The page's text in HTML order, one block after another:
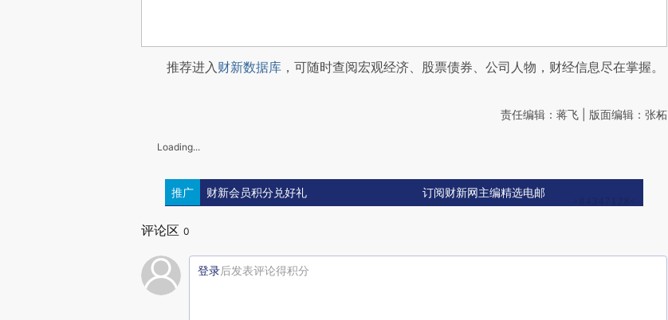
推荐进入财新数据库 ，可随时查阅宏观经济、股票债券、公司人物，财经信息尽在掌握。
责任编辑：蒋飞 | 版面编辑：张柘
Loading...
推广 财新会员积分兑好礼 订阅财新网主编精选电邮
评论区 0
登录后发表评论得积分